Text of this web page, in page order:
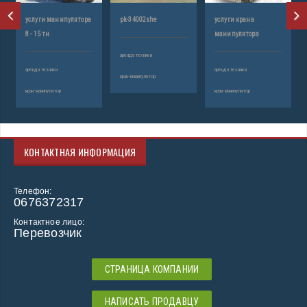
услуги манипулятора
8 - 15 тн
аренда техники
кран-манипулятор
pk-34002she
аренда техники
кран-манипулятор
услуги крана
манипулятора
аренда техники
кран-манипулятор
КОНТАКТНАЯ ИНФОРМАЦИЯ
Телефон:
0676372317
Контактное лицо:
Перевозчик
СТРАНИЦА КОМПАНИИ
НАПИСАТЬ ПРОДАВЦУ